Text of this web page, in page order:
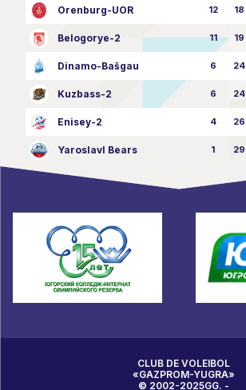
Orenburg-UOR 12 18
Belogorye-2 11 19
Dinamo-Bašgau 6 24
Kuzbass-2 6 24
Enisey-2 4 26
Yaroslavl Bears 1 29
CLUB DE VOLEIBOL
«GAZPROM-YUGRA»
© 2002-2025GG. -